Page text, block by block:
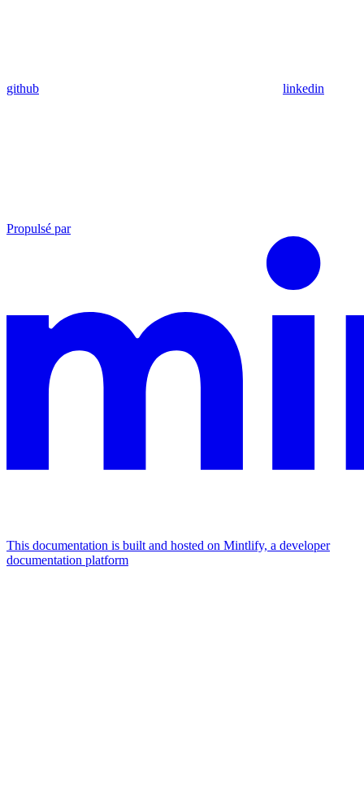
github linkedin
Propulsé par
This documentation is built and hosted on Mintlify, a developer
documentation platform